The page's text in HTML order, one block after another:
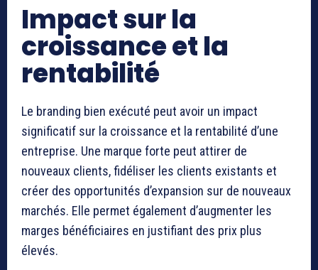
Impact sur la
croissance et la
rentabilité
Le branding bien exécuté peut avoir un impact
significatif sur la croissance et la rentabilité d’une
entreprise. Une marque forte peut attirer de
nouveaux clients, fidéliser les clients existants et
créer des opportunités d’expansion sur de nouveaux
marchés. Elle permet également d’augmenter les
marges bénéficiaires en justifiant des prix plus
élevés.